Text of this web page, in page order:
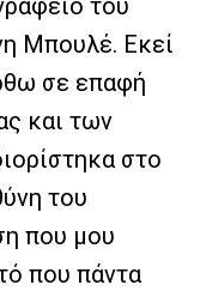
του
Μπουλέ. Εκεί
σε επαφή
και των
στο
του
που μου
που πάντα